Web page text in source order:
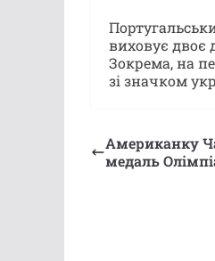
виховує двоє
Зокрема, на
зі значком
Американку
медаль